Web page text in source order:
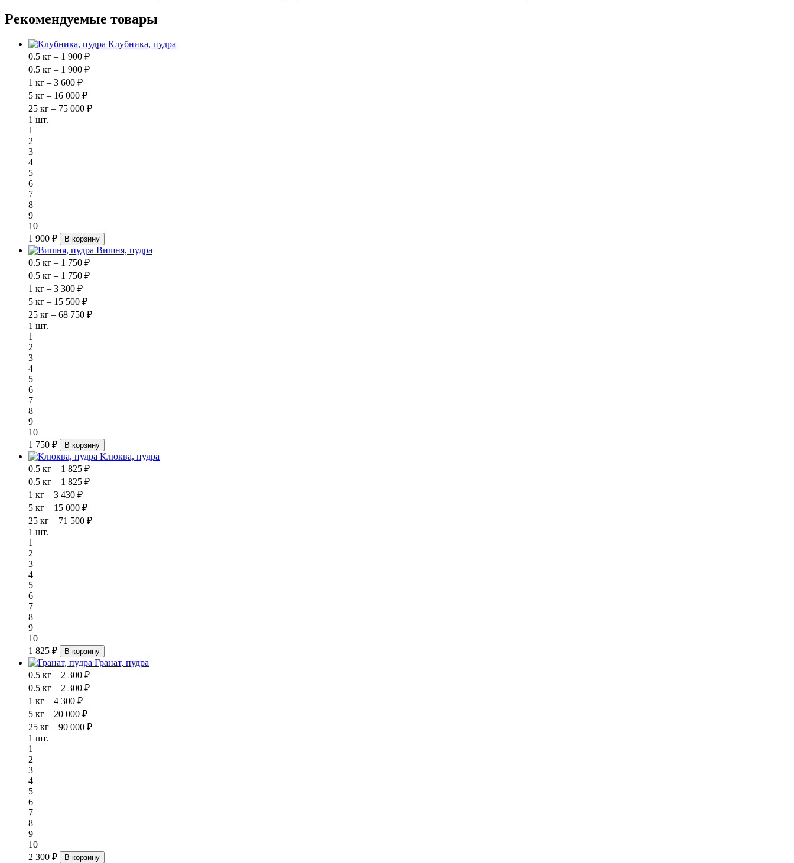
Рекомендуемые товары
Клубника, пудра
0.5 кг – 1 900 ₽
0.5 кг – 1 900 ₽
1 кг – 3 600 ₽
5 кг – 16 000 ₽
25 кг – 75 000 ₽
1 шт.
1
2
3
4
5
6
7
8
9
10
1 900 ₽
В корзину
Вишня, пудра
0.5 кг – 1 750 ₽
0.5 кг – 1 750 ₽
1 кг – 3 300 ₽
5 кг – 15 500 ₽
25 кг – 68 750 ₽
1 шт.
1
2
3
4
5
6
7
8
9
10
1 750 ₽
В корзину
Клюква, пудра
0.5 кг – 1 825 ₽
0.5 кг – 1 825 ₽
1 кг – 3 430 ₽
5 кг – 15 000 ₽
25 кг – 71 500 ₽
1 шт.
1
2
3
4
5
6
7
8
9
10
1 825 ₽
В корзину
Гранат, пудра
0.5 кг – 2 300 ₽
0.5 кг – 2 300 ₽
1 кг – 4 300 ₽
5 кг – 20 000 ₽
25 кг – 90 000 ₽
1 шт.
1
2
3
4
5
6
7
8
9
10
2 300 ₽
В корзину